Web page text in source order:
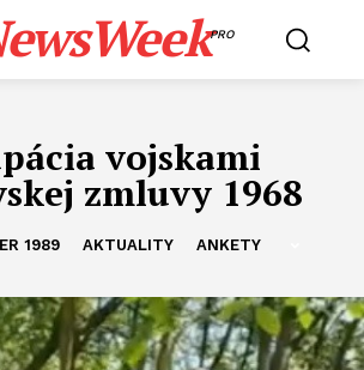
PRO
vojskami
zmluvy 1968
1989 AKTUALITY ANKETY